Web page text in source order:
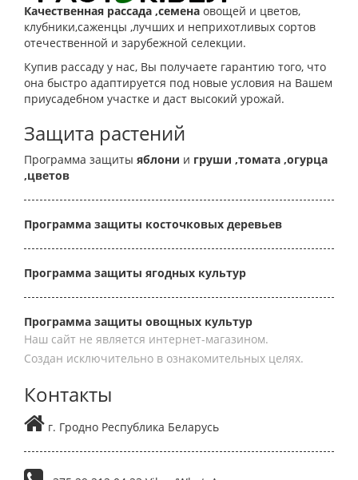
Качественная рассада ,семена овощей и цветов,
клубники,саженцы ,лучших и неприхотливых сортов
отечественной и зарубежной селекции.
Купив рассаду у нас, Вы получаете гарантию того, что
она быстро адаптируется под новые условия на Вашем
приусадебном участке и даст высокий урожай.
Защита растений
Программа защиты яблони и груши ,томата ,огурца
,цветов
Программа защиты косточковых деревьев
Программа защиты ягодных культур
Программа защиты овощных культур
Наш сайт не является интернет-магазином.
Создан исключительно в ознакомительных целях.
Контакты
г. Гродно Республика Беларусь